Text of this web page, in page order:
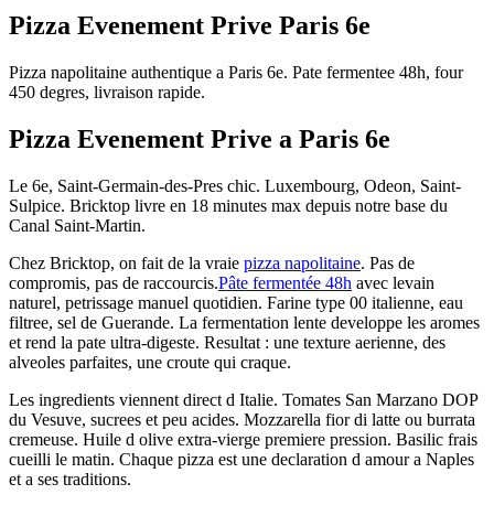
Pizza Evenement Prive Paris 6e
Pizza napolitaine authentique a Paris 6e. Pate fermentee 48h, four
450 degres, livraison rapide.
Pizza Evenement Prive a Paris 6e
Le 6e, Saint-Germain-des-Pres chic. Luxembourg, Odeon, Saint-
Sulpice. Bricktop livre en 18 minutes max depuis notre base du
Canal Saint-Martin.
Chez Bricktop, on fait de la vraie pizza napolitaine. Pas de
compromis, pas de raccourcis.Pâte fermentée 48h avec levain
naturel, petrissage manuel quotidien. Farine type 00 italienne, eau
filtree, sel de Guerande. La fermentation lente developpe les aromes
et rend la pate ultra-digeste. Resultat : une texture aerienne, des
alveoles parfaites, une croute qui craque.
Les ingredients viennent direct d Italie. Tomates San Marzano DOP
du Vesuve, sucrees et peu acides. Mozzarella fior di latte ou burrata
cremeuse. Huile d olive extra-vierge premiere pression. Basilic frais
cueilli le matin. Chaque pizza est une declaration d amour a Naples
et a ses traditions.